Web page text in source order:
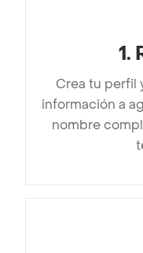
1.
Crea tu perfil
información a
nombre